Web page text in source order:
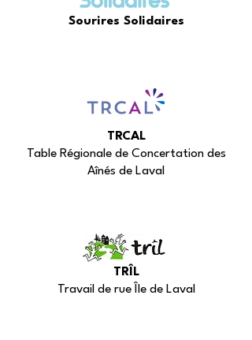
Sourires Solidaires
TRCAL
Table Régionale de Concertation des
Aînés de Laval
TRÎL
Travail de rue Île de Laval